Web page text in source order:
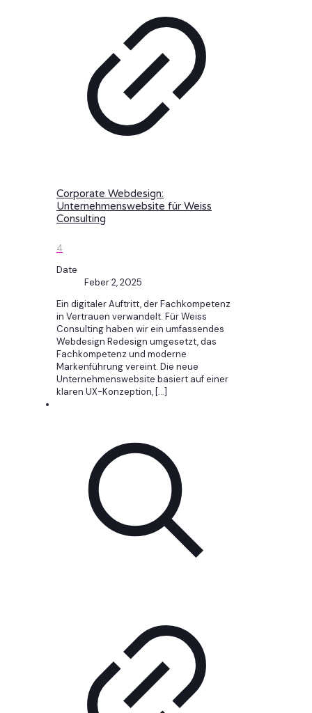
Corporate Webdesign:
Unternehmenswebsite für Weiss
Consulting
4
Date
Feber 2, 2025
Ein digitaler Auftritt, der Fachkompetenz
in Vertrauen verwandelt. Für Weiss
Consulting haben wir ein umfassendes
Webdesign Redesign umgesetzt, das
Fachkompetenz und moderne
Markenführung vereint. Die neue
Unternehmenswebsite basiert auf einer
klaren UX-Konzeption, […]